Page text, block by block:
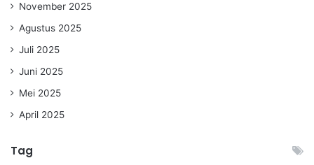
November 2025
Agustus 2025
Juli 2025
Juni 2025
Mei 2025
April 2025
Tag